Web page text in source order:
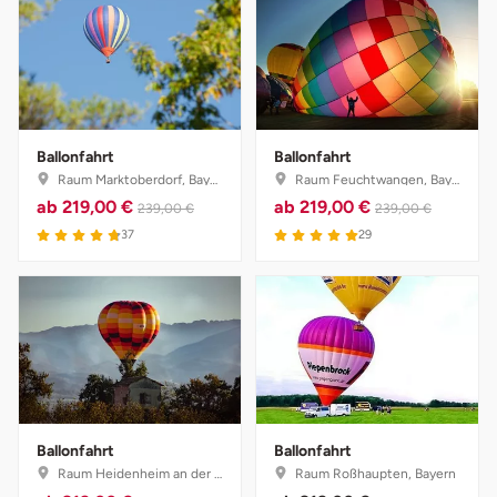
Ballonfahrt
Raum Marktoberdorf, Bayern
ab 219,00 € 239,00 €
4.8 von 5
37
Ballonfahrt
Raum Feuchtwangen, Bayern
ab 219,00 € 239,00 €
5 von 5
29
Ballonfahrt
Raum Heidenheim an der Brenz, Baden-Württemberg
Ballonfahrt
Raum Roßhaupten, Bayern